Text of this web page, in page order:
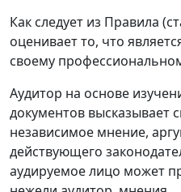
Как следует из Правила
оценивает то, что
своему
Аудитор на основе
документов высказывает
независимое мнение,
действующего
аудируемое лицо может